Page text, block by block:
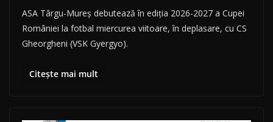
ASA Târgu-Mureș debutează în ediția 2026-2027 a Cupei
României la fotbal miercurea viitoare, în deplasare, cu CS
Gheorgheni (VSK Gyergyo).
Citește mai mult